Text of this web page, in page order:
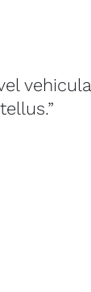
vehicula